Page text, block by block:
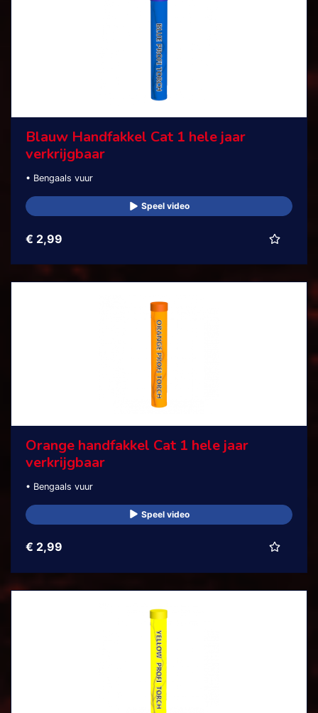
Blauw Handfakkel Cat 1 hele jaar
verkrijgbaar
• Bengaals vuur
Speel video
€ 2,99
Orange handfakkel Cat 1 hele jaar
verkrijgbaar
• Bengaals vuur
Speel video
€ 2,99